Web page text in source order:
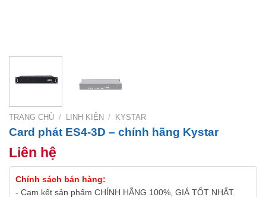
TRANG CHỦ / LINH KIỆN / KYSTAR
Card phát ES4-3D – chính hãng Kystar
Liên hệ
Chính sách bán hàng:
- Cam kết sản phẩm CHÍNH HÃNG 100%, GIÁ TỐT NHẤT.